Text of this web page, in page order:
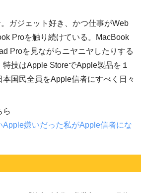
ガジェット好き、かつ仕事がWeb
Proを触り続けている。MacBook
Proを見ながらニヤニヤしたりする
技はApple StoreでApple製品を１
国民全員をApple信者にすべく日々
ら
嫌いだった私がApple信者にな